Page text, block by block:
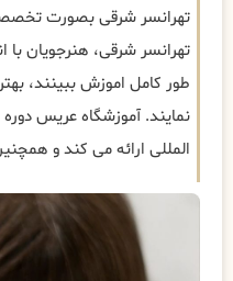
تهرانسر شرقی بصورت
تهرانسر شرقی، هنرجویان با
طور کامل اموزش ببینند،
نمایند. آموزشگاه عریس دوره
المللی ارائه می کند و